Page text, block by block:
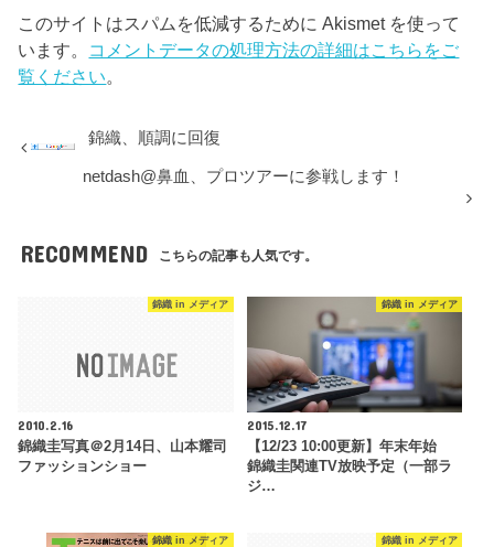
このサイトはスパムを低減するために Akismet を使って
います。 コメントデータの処理方法の詳細はこちらをご
覧ください。
錦織、順調に回復
netdash@鼻血、プロツアーに参戦します！
RECOMMEND こちらの記事も人気です。
錦織 in メディア
2010.2.16
錦織圭写真＠2月14日、山本耀司
ファッションショー
錦織 in メディア
2015.12.17
【12/23 10:00更新】年末年始
錦織圭関連TV放映予定（一部ラ
ジ…
錦織 in メディア 錦織 in メディア